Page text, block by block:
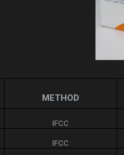
METHOD
IFCC
IFCC